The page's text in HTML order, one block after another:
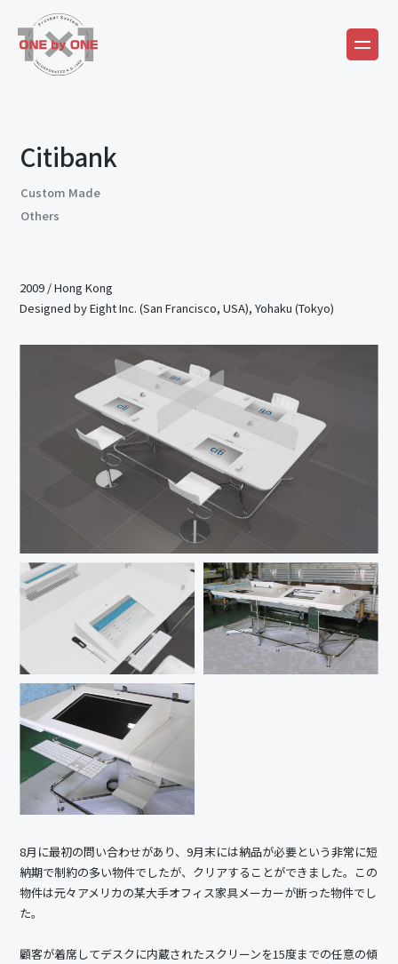
Citibank
Custom Made
Others
2009 /Hong Kong
Designed by Eight Inc. (San Francisco, USA), Yohaku (Tokyo)
8月に最初の問い合わせがあり、9月末には納品が必要という非常に短
納期で制約の多い物件でしたが、クリアすることができました。この
物件は元々アメリカの某大手オフィス家具メーカーが断った物件でし
た。
顧客が着席してデスクに内蔵されたスクリーンを15度までの任意の傾